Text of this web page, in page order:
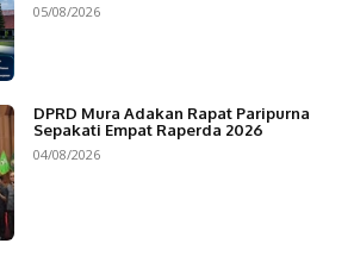
05/08/2026
DPRD Mura Adakan Rapat Paripurna
Sepakati Empat Raperda 2026
04/08/2026